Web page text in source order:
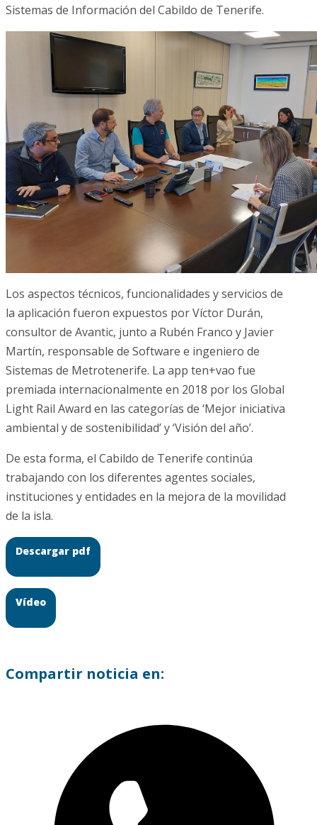
Sistemas de Información del Cabildo de Tenerife.
Los aspectos técnicos, funcionalidades y servicios de
la aplicación fueron expuestos por Víctor Durán,
consultor de Avantic, junto a Rubén Franco y Javier
Martín, responsable de Software e ingeniero de
Sistemas de Metrotenerife. La app ten+vao fue
premiada internacionalmente en 2018 por los Global
Light Rail Award en las categorías de ‘Mejor iniciativa
ambiental y de sostenibilidad’ y ‘Visión del año’.
De esta forma, el Cabildo de Tenerife continúa
trabajando con los diferentes agentes sociales,
instituciones y entidades en la mejora de la movilidad
de la isla.
Descargar pdf
Vídeo
Compartir noticia en: